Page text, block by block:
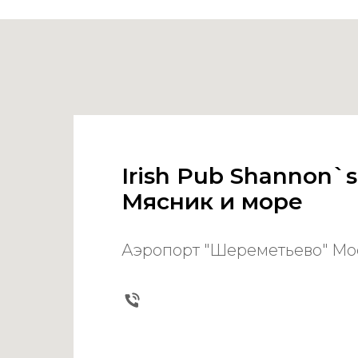
Irish Pub Shannon`s
Мясник и море
Аэропорт "Шереметьево"